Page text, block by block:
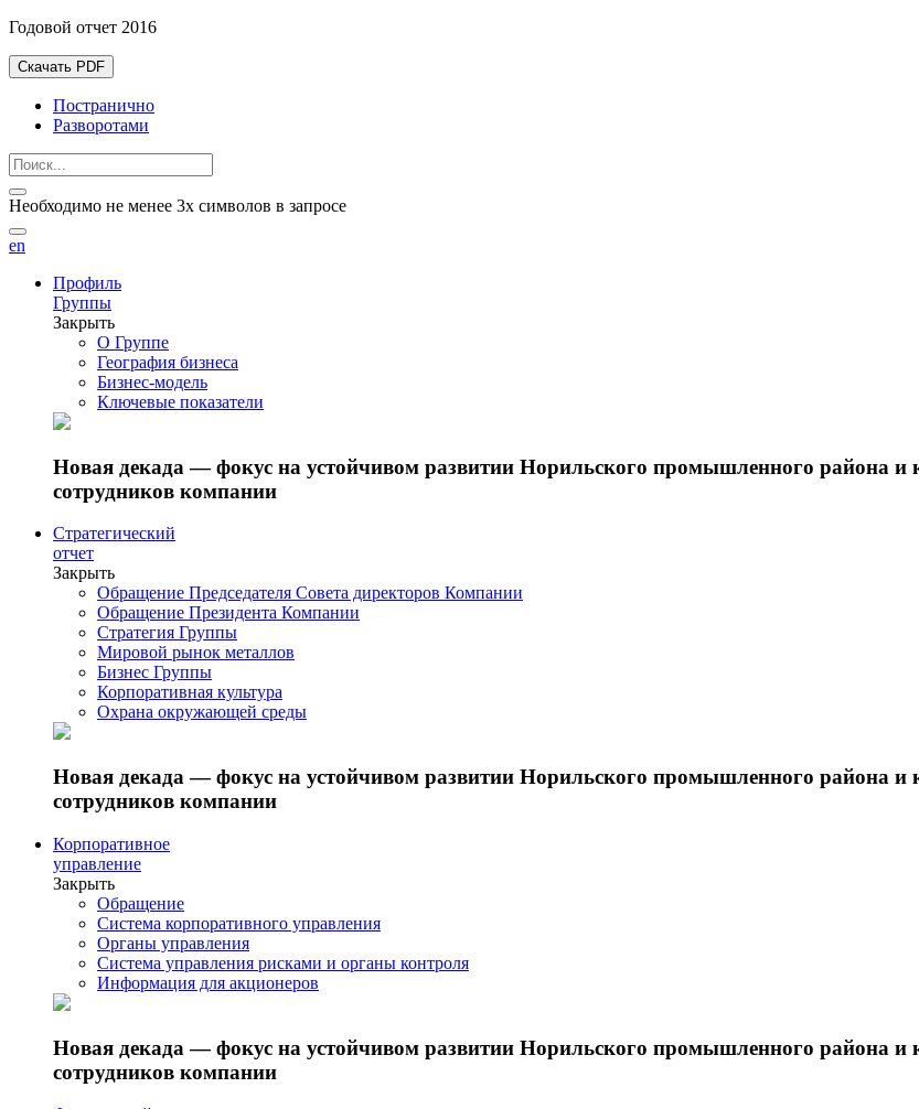
Годовой отчет 2016
Скачать PDF
Постранично
Разворотами
Необходимо не менее 3х символов в запросе
en
Профиль
Группы
Закрыть
О Группе
География бизнеса
Бизнес-модель
Ключевые показатели
Новая декада — фокус на устойчивом развитии Норильского промышленного района
сотрудников компании
Стратегический
отчет
Закрыть
Обращение Председателя Совета директоров Компании
Обращение Президента Компании
Стратегия Группы
Мировой рынок металлов
Бизнес Группы
Корпоративная культура
Охрана окружающей среды
Новая декада — фокус на устойчивом развитии Норильского промышленного района
сотрудников компании
Корпоративное
управление
Закрыть
Обращение
Система корпоративного управления
Органы управления
Система управления рисками и органы контроля
Информация для акционеров
Новая декада — фокус на устойчивом развитии Норильского промышленного района
сотрудников компании